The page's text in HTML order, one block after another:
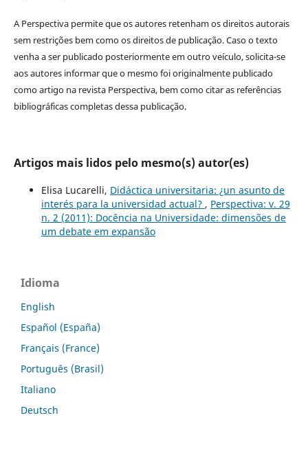
A Perspectiva permite que os autores retenham os direitos autorais
sem restrições bem como os direitos de publicação. Caso o texto
venha a ser publicado posteriormente em outro veículo, solicita-se
aos autores informar que o mesmo foi originalmente publicado
como artigo na revista Perspectiva, bem como citar as referências
bibliográficas completas dessa publicação.
Artigos mais lidos pelo mesmo(s) autor(es)
Elisa Lucarelli, Didáctica universitaria: ¿un asunto de
interés para la universidad actual? , Perspectiva: v. 29
n. 2 (2011): Docência na Universidade: dimensões de
um debate em expansão
Idioma
English
Español (España)
Français (France)
Português (Brasil)
Italiano
Deutsch